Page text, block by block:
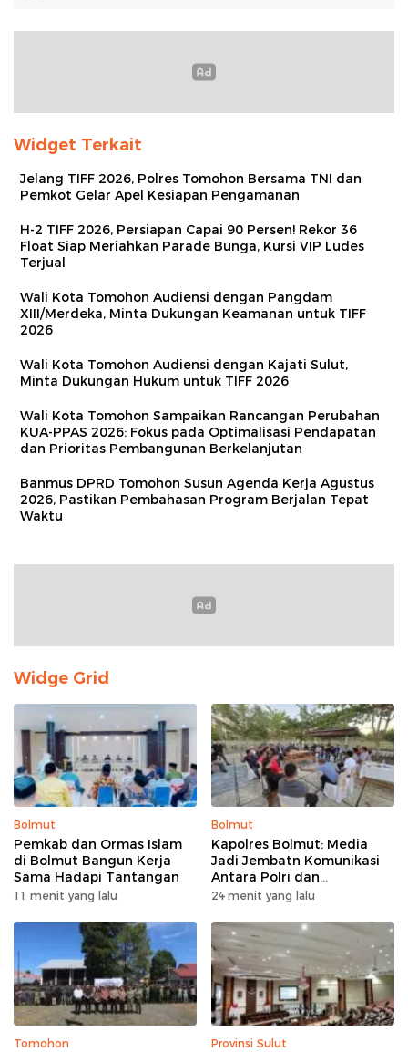
Widget Terkait
Jelang TIFF 2026, Polres Tomohon Bersama TNI dan
Pemkot Gelar Apel Kesiapan Pengamanan
H-2 TIFF 2026, Persiapan Capai 90 Persen! Rekor 36
Float Siap Meriahkan Parade Bunga, Kursi VIP Ludes
Terjual
Wali Kota Tomohon Audiensi dengan Pangdam
XIII/Merdeka, Minta Dukungan Keamanan untuk TIFF
2026
Wali Kota Tomohon Audiensi dengan Kajati Sulut,
Minta Dukungan Hukum untuk TIFF 2026
Wali Kota Tomohon Sampaikan Rancangan Perubahan
KUA-PPAS 2026: Fokus pada Optimalisasi Pendapatan
dan Prioritas Pembangunan Berkelanjutan
Banmus DPRD Tomohon Susun Agenda Kerja Agustus
2026, Pastikan Pembahasan Program Berjalan Tepat
Waktu
Widge Grid
Bolmut
Pemkab dan Ormas Islam
di Bolmut Bangun Kerja
Sama Hadapi Tantangan
11 menit yang lalu
Bolmut
Kapolres Bolmut: Media
Jadi Jembatn Komunikasi
Antara Polri dan
Masyarakat
24 menit yang lalu
Tomohon Provinsi Sulut